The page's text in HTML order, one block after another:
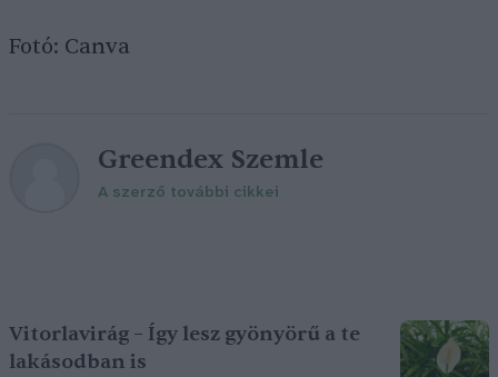
Fotó: Canva
Greendex Szemle
A szerző további cikkei
Vitorlavirág – Így lesz gyönyörű a te
lakásodban is